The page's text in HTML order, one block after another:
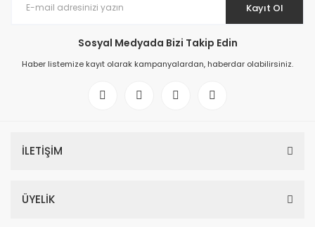
Kayıt Ol
Sosyal Medyada Bizi Takip Edin
Haber listemize kayıt olarak kampanyalardan, haberdar olabilirsiniz.
İLETİŞİM
ÜYELİK